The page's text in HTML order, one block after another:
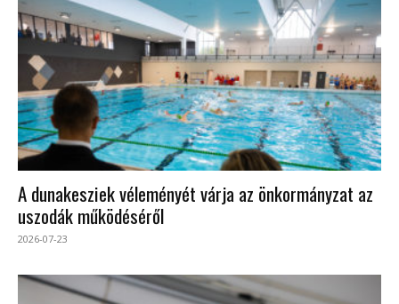
A dunakesziek véleményét várja az önkormányzat az
uszodák működéséről
2026-07-23